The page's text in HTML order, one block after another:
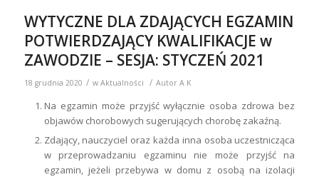
WYTYCZNE DLA ZDAJĄCYCH EGZAMIN
POTWIERDZAJĄCY KWALIFIKACJE w
ZAWODZIE – SESJA: STYCZEŃ 2021
18 grudnia 2020 / w Aktualności / Autor A K
Na egzamin może przyjść wyłącznie osoba zdrowa bez
objawów chorobowych sugerujących chorobę zakaźną.
Zdający, nauczyciel oraz każda inna osoba uczestnicząca
w przeprowadzaniu egzaminu nie może przyjść na
egzamin, jeżeli przebywa w domu z osobą na izolacji